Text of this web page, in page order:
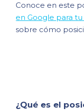
Conoce en este
en Google para
sobre cómo
¿Qué es el